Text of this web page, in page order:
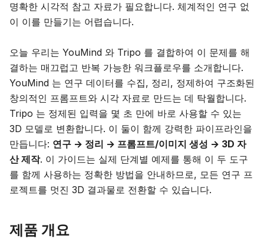
명확한 시각적 참고 자료가 필요합니다. 체계적인 연구 없
이 이를 만들기는 어렵습니다.
오늘 우리는 YouMind 와 Tripo 를 결합하여 이 문제를 해
결하는 매끄럽고 반복 가능한 워크플로우를 소개합니다.
YouMind 는 연구 데이터를 수집, 정리, 정제하여 구조화된
창의적인 프롬프트와 시각 자료로 만드는 데 탁월합니다.
Tripo 는 정제된 입력을 몇 초 만에 바로 사용할 수 있는
3D 모델로 변환합니다. 이 둘이 함께 강력한 파이프라인을
만듭니다: 연구 → 정리 → 프롬프트/이미지 생성 → 3D 자
산 제작. 이 가이드는 실제 단계별 예제를 통해 이 두 도구
를 함께 사용하는 정확한 방법을 안내하므로, 모든 연구 프
로젝트를 멋진 3D 결과물로 전환할 수 있습니다.
제품 개요